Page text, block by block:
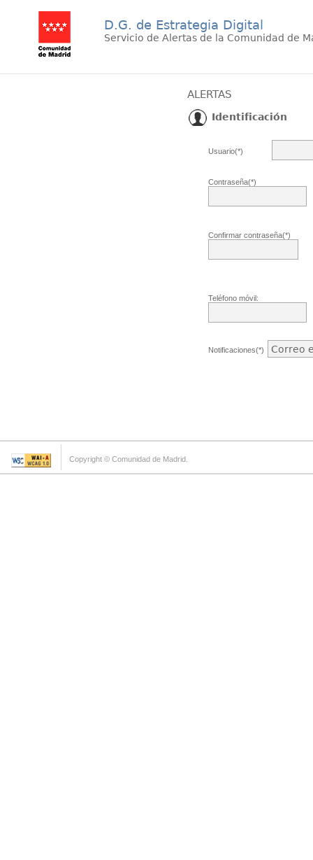
D.G. de Estrategia Digital
Servicio de Alertas de la Comunidad de
ALERTAS
Identificación
Usuario(*)
Contraseña(*)
Confirmar contraseña(*)
Teléfono móvil:
Notificaciones(*)
Copyright © Comunidad de Madrid.